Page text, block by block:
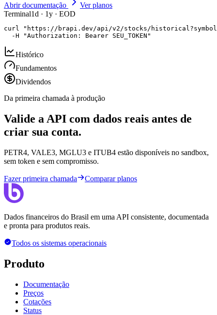
Abrir documentação
Ver planos
Terminal1d · 1y · EOD
curl "https://brapi.dev/api/v2/stocks/
  -H "Authorization: Bearer SEU_TOKEN"
Histórico
Fundamentos
Dividendos
Da primeira chamada à produção
Valide a API com dados reais antes de
criar sua conta.
PETR4, VALE3, MGLU3 e ITUB4 estão disponíveis no sandbox,
sem token e sem compromisso.
Fazer primeira chamada Comparar planos
Dados financeiros do Brasil em uma API consistente, documentada
e pronta para produtos reais.
Todos os sistemas operacionais
Produto
Documentação
Preços
Cotações
Status